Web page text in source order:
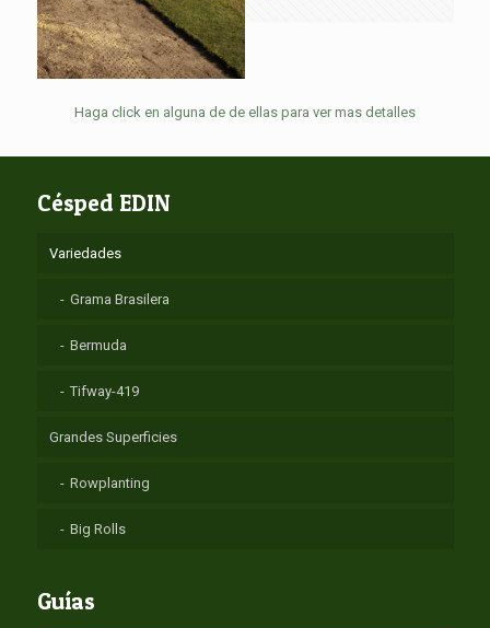
Haga click en alguna de de ellas para ver mas detalles
Césped EDIN
Variedades
Grama Brasilera
Bermuda
Tifway-419
Grandes Superficies
Rowplanting
Big Rolls
Guías